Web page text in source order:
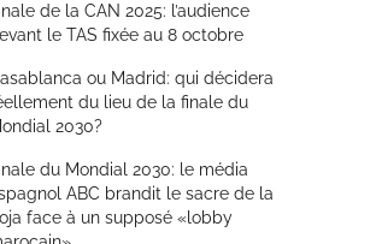
de la CAN 2025: l’audience
le TAS fixée au 8 octobre
ou Madrid: qui décidera
du lieu de la finale du
2030?
du Mondial 2030: le média
ABC brandit le sacre de la
face à un supposé «lobby